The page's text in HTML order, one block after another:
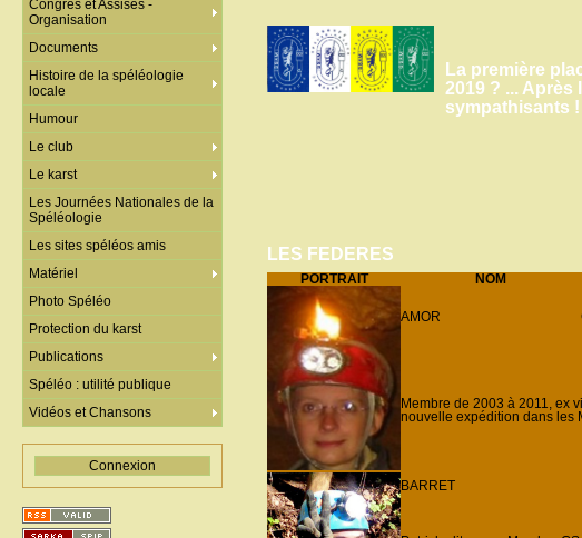
La première
2019 ? ...
sympathisants !
LES FEDERES
PORTRAIT NOM
AMOR
Membre de 2003 à 2011, ex
nouvelle expédition dans les
BARRET
Congrès et Assises -
Organisation
Documents
Histoire de la spéléologie
locale
Humour
Le club
Le karst
Les Journées Nationales de la
Spéléologie
Les sites spéléos amis
Matériel
Photo Spéléo
Protection du karst
Publications
Spéléo : utilité publique
Vidéos et Chansons
Connexion